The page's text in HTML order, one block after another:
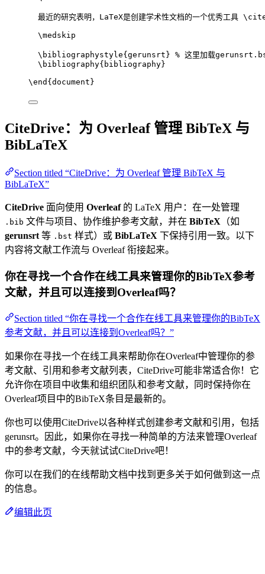
最近的研究表明，LaTeX是创建学术性文档的一个优秀工具
\medskip
\bibliographystyle{gerunsrt} % 这里加载
\bibliography{bibliography}
\end { document }
CiteDrive：为 Overleaf 管理 BibTeX 与
BibLaTeX
Section titled “CiteDrive：为 Overleaf 管理 BibTeX 与
BibLaTeX”
CiteDrive 面向使用 Overleaf的 LaTeX 用户：在一处管理
.bib 文件与项目、协作维护参考文献，并在 BibTeX （如
gerunsrt 等 .bst 样式）或 BibLaTeX 下保持引用一致。以下
内容将文献工作流与 Overleaf 衔接起来。
你在寻找一个合作在线工具来管理你的BibTeX参考
文献，并且可以连接到Overleaf吗？
Section titled “你在寻找一个合作在线工具来管理你的BibTeX
参考文献，并且可以连接到Overleaf吗？”
如果你在寻找一个在线工具来帮助你在Overleaf中管理你的参
考文献、引用和参考文献列表，CiteDrive可能非常适合你！它
允许你在项目中收集和组织团队和参考文献，同时保持你在
Overleaf项目中的BibTeX条目是最新的。
你也可以使用CiteDrive以各种样式创建参考文献和引用，包括
gerunsrt。因此，如果你在寻找一种简单的方法来管理Overleaf
中的参考文献，今天就试试CiteDrive吧！
你可以在我们的在线帮助文档中找到更多关于如何做到这一点
的信息。
编辑此页